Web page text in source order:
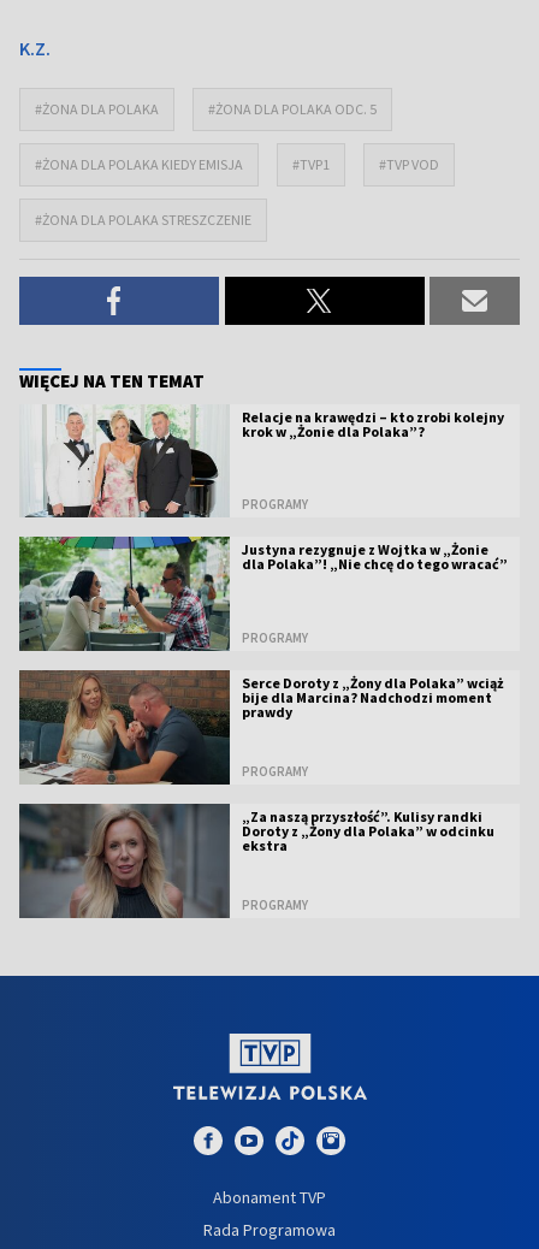
K.Z.
#ŻONA DLA POLAKA #ŻONA DLA POLAKA ODC. 5
#ŻONA DLA POLAKA KIEDY EMISJA #TVP1 #TVP VOD
#ŻONA DLA POLAKA STRESZCZENIE
WIĘCEJ NA TEN TEMAT
Relacje na krawędzi – kto zrobi kolejny
krok w „Żonie dla Polaka”?
PROGRAMY
Justyna rezygnuje z Wojtka w „Żonie
dla Polaka”! „Nie chcę do tego wracać”
PROGRAMY
Serce Doroty z „Żony dla Polaka” wciąż
bije dla Marcina? Nadchodzi moment
prawdy
PROGRAMY
„Za naszą przyszłość”. Kulisy randki
Doroty z „Żony dla Polaka” w odcinku
ekstra
PROGRAMY
Abonament TVP
Rada Programowa